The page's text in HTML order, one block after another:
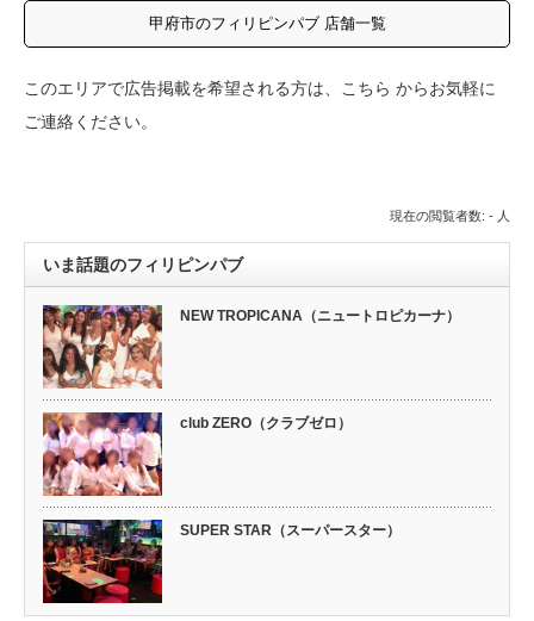
甲府市のフィリピンパブ 店舗一覧
このエリアで広告掲載を希望される方は、 こちら からお気軽に
ご連絡ください。
現在の閲覧者数: - 人
いま話題のフィリピンパブ
NEW TROPICANA（ニュートロピカーナ）
club ZERO（クラブゼロ）
SUPER STAR（スーパースター）